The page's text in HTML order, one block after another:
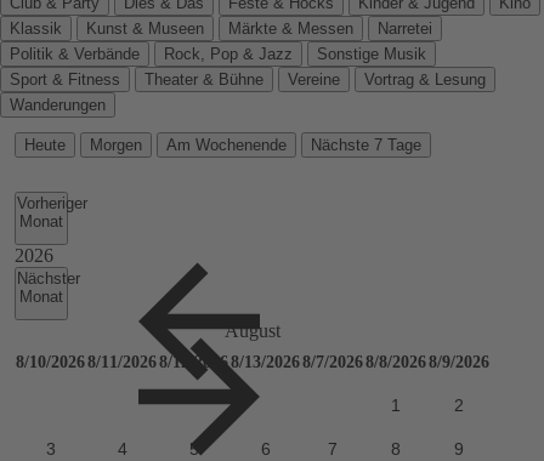
Klassik
Kunst & Museen Märkte & Messen
Narretei
Politik & Verbände
Rock, Pop & Jazz
Sonstige Musik
Sport & Fitness
Theater & Bühne Vereine
Vortrag & Lesung
Wanderungen
Heute Morgen Am Wochenende Nächste 7 Tage
Vorheriger
Monat
Nächster
Monat